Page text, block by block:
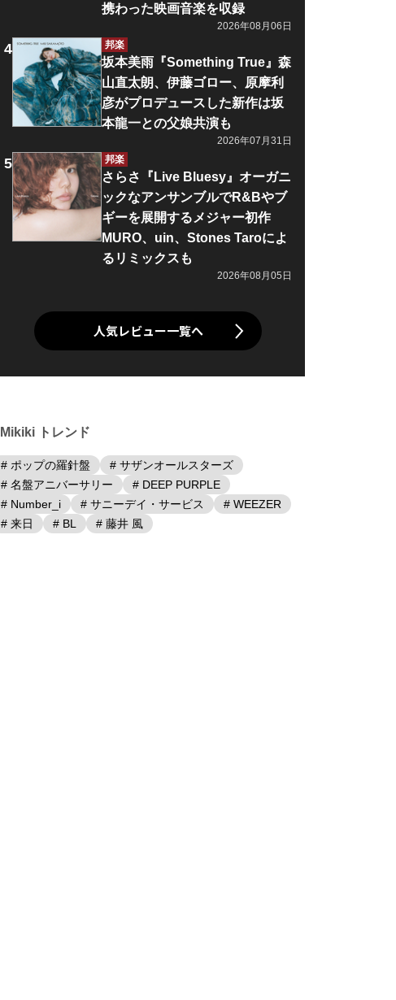
携わった映画音楽を収録
2026年08月06日
邦楽
坂本美雨『Something True』森
山直太朗、伊藤ゴロー、原摩利
彦がプロデュースした新作は坂
本龍一との父娘共演も
2026年07月31日
邦楽
さらさ『Live Bluesy』オーガニ
ックなアンサンブルでR&Bやブ
ギーを展開するメジャー初作
MURO、uin、Stones Taroによ
るリミックスも
2026年08月05日
人気レビュー一覧へ
Mikiki トレンド
# ポップの羅針盤
# サザンオールスターズ
# 名盤アニバーサリー
# DEEP PURPLE
# Number_i
# サニーデイ・サービス
# WEEZER
# 来日
# BL # 藤井 風